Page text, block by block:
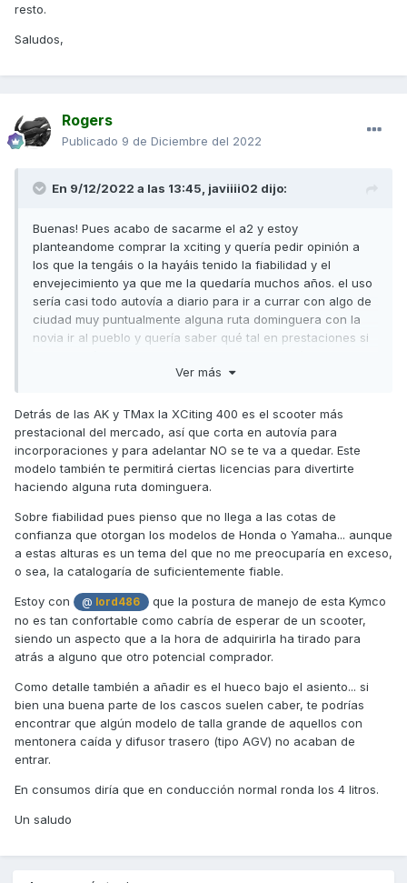
resto.
Saludos,
Rogers
Publicado 9 de Diciembre del 2022
En 9/12/2022 a las 13:45, javiiii02 dijo:
Buenas! Pues acabo de sacarme el a2 y estoy
planteandome comprar la xciting y quería pedir opinión a
los que la tengáis o la hayáis tenido la fiabilidad y el
envejecimiento ya que me la quedaría muchos años. el uso
sería casi todo autovía a diario para ir a currar con algo de
ciudad muy puntualmente alguna ruta dominguera con la
novia ir al pueblo y quería saber qué tal en prestaciones si
adelantar o incorporarme a la autovia y quería saber el
mantenimiento tengo entendido que es a los 5.000km es
cierto?
Un saludo y perdonar el tocho 😅
Ver más
Detrás de las AK y TMax la XCiting 400 es el scooter más
prestacional del mercado, así que corta en autovía para
incorporaciones y para adelantar NO se te va a quedar. Este
modelo también te permitirá ciertas licencias para divertirte
haciendo alguna ruta dominguera.
Sobre fiabilidad pues pienso que no llega a las cotas de
confianza que otorgan los modelos de Honda o Yamaha... aunque
a estas alturas es un tema del que no me preocuparía en exceso,
o sea, la catalogaría de suficientemente fiable.
Estoy con @ lord486
que la postura de manejo de esta Kymco
no es tan confortable como cabría de esperar de un scooter,
siendo un aspecto que a la hora de adquirirla ha tirado para
atrás a alguno que otro potencial comprador.
Como detalle también a añadir es el hueco bajo el asiento... si
bien una buena parte de los cascos suelen caber, te podrías
encontrar que algún modelo de talla grande de aquellos con
mentonera caída y difusor trasero (tipo AGV) no acaban de
entrar.
En consumos diría que en conducción normal ronda los 4 litros.
Un saludo